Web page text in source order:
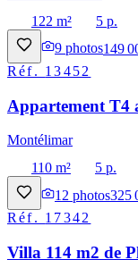
122 m²
5 p.
9 photos149
Réf. 13452
Appartement T4
Montélimar
110 m²
5 p.
12 photos325
Réf. 17342
Villa 114 m2 de